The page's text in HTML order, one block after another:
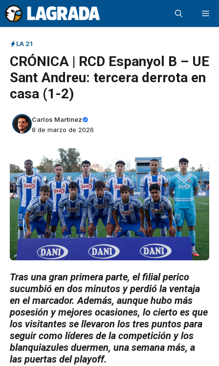
Saltar
al
contenido
LA 21
CRÓNICA | RCD Espanyol B – UE
Sant Andreu: tercera derrota en
casa (1-2)
Carlos Martínez
8 de marzo de 2026
Tras una gran primera parte, el filial perico
sucumbió en dos minutos y perdió la ventaja
en el marcador. Además, aunque hubo más
posesión y mejores ocasiones, lo cierto es que
los visitantes se llevaron los tres puntos para
seguir como líderes de la competición y los
blanquiazules duermen, una semana más, a
las puertas del playoff.